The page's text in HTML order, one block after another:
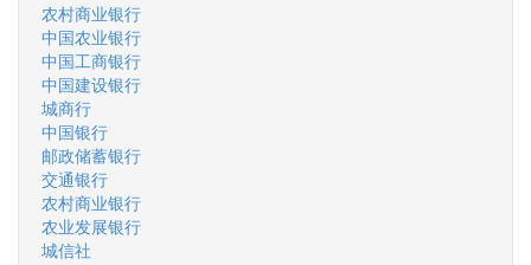
农村商业银行
中国农业银行
中国工商银行
中国建设银行
城商行
中国银行
邮政储蓄银行
交通银行
农村商业银行
农业发展银行
城信社